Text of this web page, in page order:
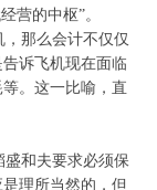
营的中枢”。
那么会计不仅仅
诉飞机现在面临
。这一比喻，直
和夫要求必须保
理所当然的，但